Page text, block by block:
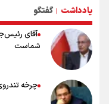
بهترین موکب‌های ایرانی در
یادداشت | گفتگو
آقای
شماست
چرخه